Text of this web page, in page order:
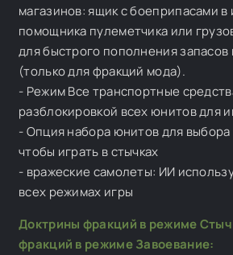
магазинов: ящик с боеприпасами в
помощника пулеметчика или
для быстрого пополнения запасов
(только для фракций мода).
- Режим Все транспортные
разблокировкой всех юнитов для
- Опция набора юнитов для
чтобы играть в стычках
- вражеские самолеты: ИИ
всех режимах игры
Доктрины фракций в режиме
фракций в режиме Завоевание: